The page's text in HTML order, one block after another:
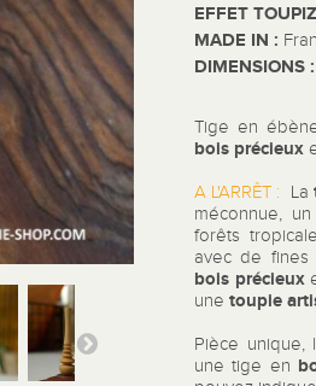
EFFET
MADE IN :
DIMENSIONS :
Tige en
bois précieux
A L'ARRÊT : La
méconnue,
forêts
avec de fines
bois précieux
unetoupie
Pièce unique,
une tige en